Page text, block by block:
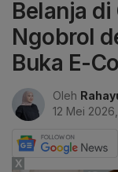
Belanja
Ngobrol
Buka E-
Oleh
12 Mei
X